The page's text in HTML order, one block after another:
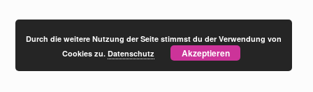
Durch die weitere Nutzung der Seite stimmst du der Verwendung von
Cookies zu.Datenschutz Akzeptieren